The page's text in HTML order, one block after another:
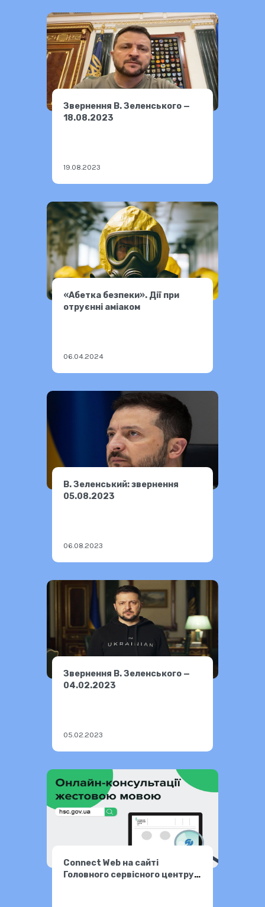
Звернення В. Зеленського —
18.08.2023
19.08.2023
«Абетка безпеки». Дії при
отруєнні аміаком
06.04.2024
В. Зеленський: звернення
05.08.2023
06.08.2023
Звернення В. Зеленського —
04.02.2023
05.02.2023
Connect Web на сайті
Головного сервісного центру